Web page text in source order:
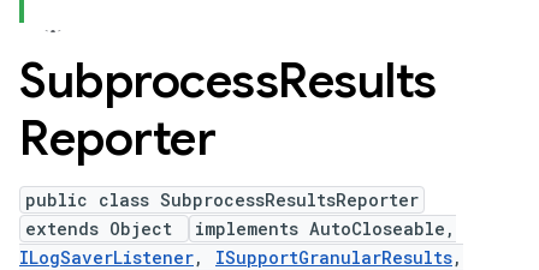
SubprocessResults
Reporter
public class SubprocessResultsReporter
extends Object
implements AutoCloseable,
ILogSaverListener, ISupportGranularResults,